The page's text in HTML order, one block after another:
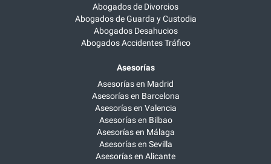
Abogados de Divorcios
Abogados de Guarda y Custodia
Abogados Desahucios
Abogados Accidentes Tráfico
Asesorías
Asesorías en Madrid
Asesorías en Barcelona
Asesorías en Valencia
Asesorías en Bilbao
Asesorías en Málaga
Asesorías en Sevilla
Asesorías en Alicante